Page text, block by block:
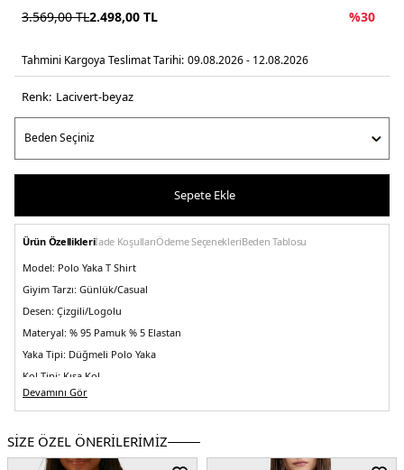
3.569,00TL2.498,00 TL %30
Tahmini Kargoya Teslimat Tarihi: 09.08.2026 - 12.08.2026
Renk: laci̇vert-beyaz
Sepete Ekle
Ürün Özellikleriİade KoşullarıÖdeme SeçenekleriBeden Tablosu
Model: Polo Yaka T Shirt
Giyim Tarzı: Günlük/Casual
Desen: Çizgili/Logolu
Materyal: % 95 Pamuk % 5 Elastan
Yaka Tipi: Düğmeli Polo Yaka
Kol Tipi: Kısa Kol
Kumaş Tipi:Örme
Kalıp Bilgisi:Slim Fit
Yaş Grubu:Yetişkin
Devamını Gör
SİZE ÖZEL ÖNERİLERİMİZ